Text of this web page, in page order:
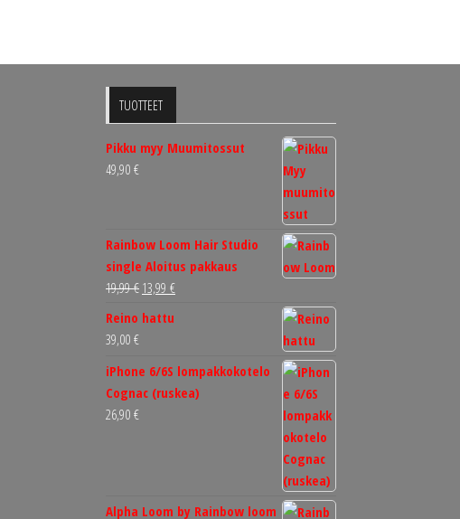
TUOTTEET
Pikku myy Muumitossut
49,90 €
Rainbow Loom Hair Studio
single Aloitus pakkaus
19,99€ Alkuperäinen
hinta
13,99 €Nykyinen
Reino hattu
39,00 €
iPhone 6/6S lompakkokotelo
Cognac (ruskea)
26,90 €
Alpha Loom by Rainbow loom